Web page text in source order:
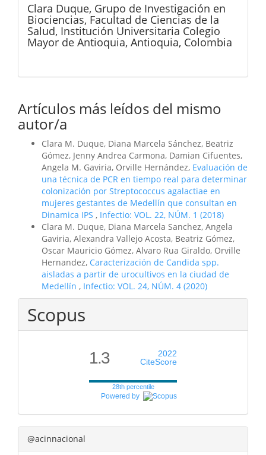
Clara Duque, Grupo de Investigación en
Biociencias, Facultad de Ciencias de la
Salud, Institución Universitaria Colegio
Mayor de Antioquia, Antioquia, Colombia
Artículos más leídos del mismo
autor/a
Clara M. Duque, Diana Marcela Sánchez, Beatriz
Gómez, Jenny Andrea Carmona, Damian Cifuentes,
Angela M. Gaviria, Orville Hernández, Evaluación de
una técnica de PCR en tiempo real para determinar
colonización por Streptococcus agalactiae en
mujeres gestantes de Medellín que consultan en
Dinamica IPS , Infectio: VOL. 22, NÚM. 1 (2018)
Clara M. Duque, Diana Marcela Sanchez, Angela
Gaviria, Alexandra Vallejo Acosta, Beatriz Gómez,
Oscar Mauricio Gómez, Alvaro Rua Giraldo, Orville
Hernandez, Caracterización de Candida spp.
aisladas a partir de urocultivos en la ciudad de
Medellín , Infectio: VOL. 24, NÚM. 4 (2020)
Scopus
1.3
2022
CiteScore
28th percentile
Powered by
@acinnacional